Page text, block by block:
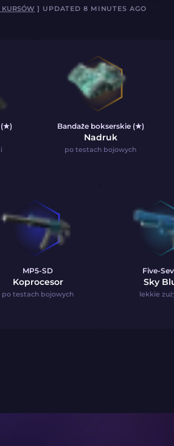
KURSÓW ] UPDATED 8 MINUTES AGO
(★) Bandaże bokserskie (★)
Nadruk
po testach bojowych
MP5-SD
Koprocesor
po testach bojowych
Five-
Sky
lekkie